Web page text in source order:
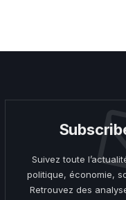
Suivez toute
politique, économie,
Retrouvez des